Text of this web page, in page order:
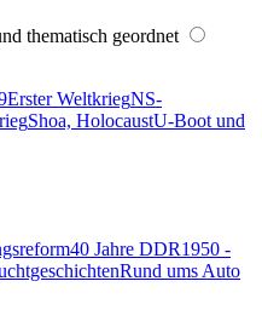
thematisch geordnet
Erster WeltkriegNS-
Shoa, HolocaustU-Boot und
40 Jahre DDR1950 -
Rund ums Auto